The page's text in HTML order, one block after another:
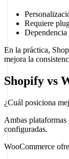
Requiere
En la práctica,
mejora la
Shopify vs
¿Cuál posiciona
Ambas plataformas
configuradas.
WooCommerce